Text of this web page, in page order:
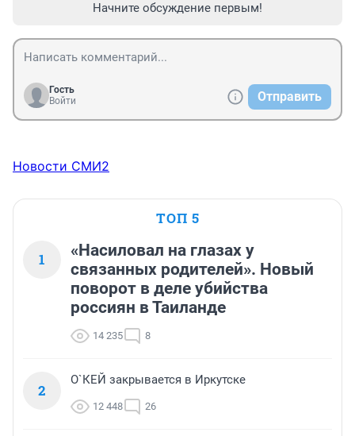
Начните обсуждение первым!
Гость
Войти
Отправить
Новости СМИ2
ТОП 5
1
«Насиловал на глазах у
связанных родителей». Новый
поворот в деле убийства
россиян в Таиланде
14 235 8
2
О`КЕЙ закрывается в Иркутске
12 448 26